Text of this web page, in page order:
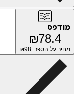
מודפס
₪78.4
מחיר על הספר: ₪ 98